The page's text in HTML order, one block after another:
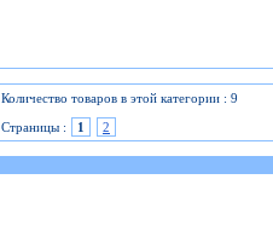
Количество товаров в этой категории : 9
Страницы :
1 2